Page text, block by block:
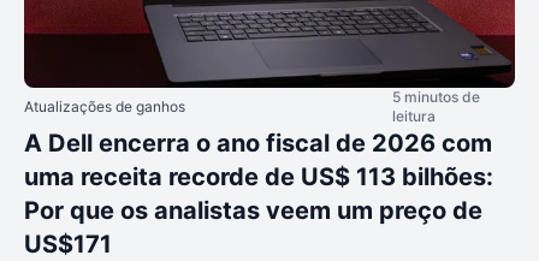
Atualizações de ganhos
5 minutos de
leitura
A Dell encerra o ano fiscal de 2026 com
uma receita recorde de US$ 113 bilhões:
Por que os analistas veem um preço de
US$171